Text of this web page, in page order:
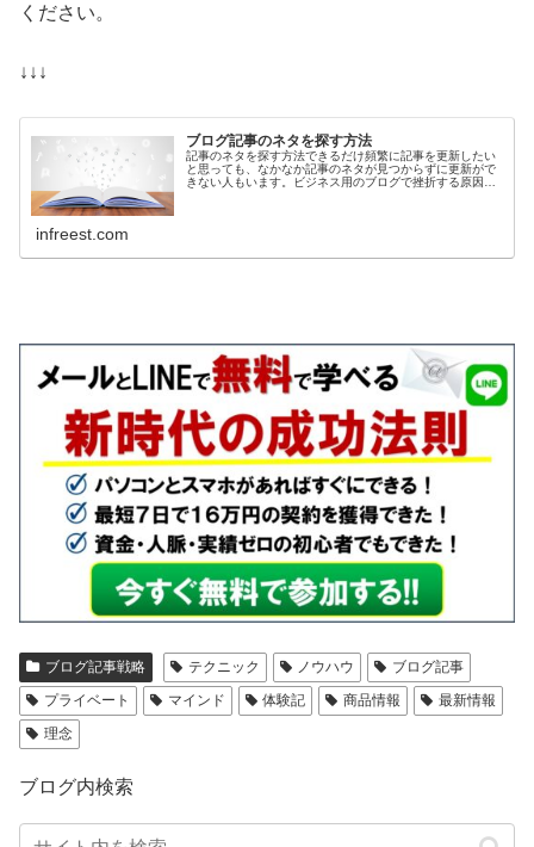
ください。
↓↓↓
ブログ記事のネタを探す方法
記事のネタを探す方法できるだけ頻繁に記事を更新したい
と思っても、なかなか記事のネタが見つからずに更新がで
きない人もいます。ビジネス用のブログで挫折する原因と
infreest.com
ブログ記事戦略 テクニック ノウハウ
ブログ記事
プライベート
マインド 体験記 商品情報
最新情報
理念
ブログ内検索